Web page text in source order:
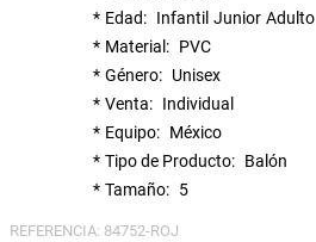
Edad
Infantil Junior Adulto
Material
PVC
Género
Unisex
Venta
Individual
Equipo
México
Tipo de Producto
Balón
Tamaño
5
REFERENCIA: 84752-ROJ